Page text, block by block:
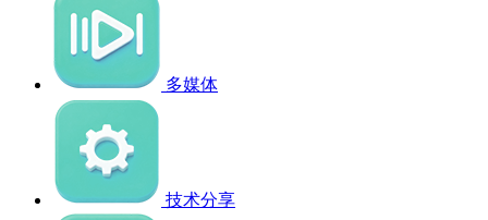
多媒体
技术分享